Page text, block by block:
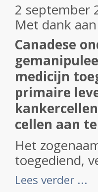
2 september
Met dank
Canadese
medicijn
primaire
cellen aan
Het
toegediend,
Lees verder ...